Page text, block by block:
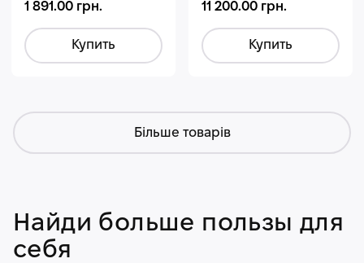
1 891.00 грн.
Купить
11 200.00 грн.
Купить
Більше товарів
Найди больше пользы для
себя